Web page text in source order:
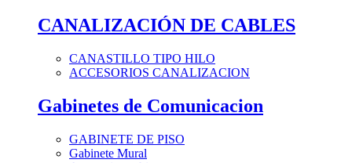
CANALIZACIÓN DE CABLES
CANASTILLO TIPO HILO
ACCESORIOS CANALIZACION
Gabinetes de Comunicacion
GABINETE DE PISO
Gabinete Mural